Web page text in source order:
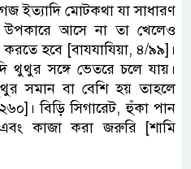
ইত্যাদি মোটকথা যা সাধারণ
আসে না তা খেলেও
হবে [বাযযাযিয়া, ৪/৯৯]।
থুথুর সঙ্গে ভেতরে চলে যায়।
সমান বা বেশি হয় তাহলে
বিড়ি সিগারেট, হুঁকা পান
কাজা করা জরুরি [শামি